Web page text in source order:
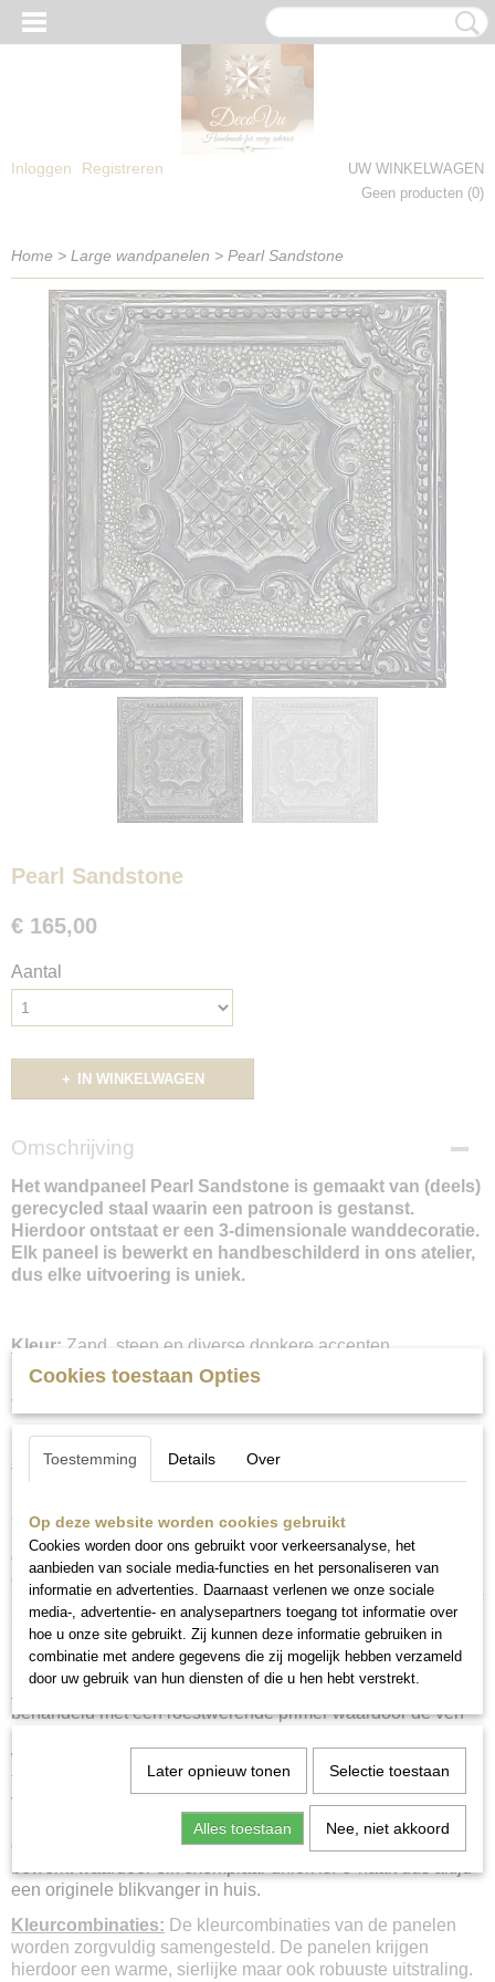
Inloggen Registreren
UW WINKELWAGEN
Geen producten (0)
Home > Large wandpanelen > Pearl Sandstone
Pearl Sandstone
€ 165,00
Aantal
IN WINKELWAGEN
Omschrijving
Het wandpaneel Pearl Sandstone is gemaakt van (deels)
gerecycled staal waarin een patroon is gestanst.
Hierdoor ontstaat er een 3-dimensionale wanddecoratie.
Elk paneel is bewerkt en handbeschilderd in ons atelier,
dus elke uitvoering is uniek.
Kleur: Zand, steen en diverse donkere accenten.
Houd er rekening mee dat de kleuren per beeldscherm
verschillen.
Liever een set in het “echt” samenstellen? U kunt
afspraaklangskomen.
om een afspraak te maken.
Heb je een combinatie in gedachten? Wil je je keuze
bekijken als set? Mail ons, dan stellen we een set samen
van jouw favoriete panelen en sturen we je de afbeelding
toe.
Bewerking en beschildering
behandeld met een roestwerende primer waardoor de verf
worden er diverse lagen verf aangebracht in verschillende
tinten. Alle soorten verf zijn watergedragen. Door het geheel
vervolgens met diverse technieken te bewerken komt het
patroon goed naar voren en ontstaat er een robuust maar
ook sierlijk wandpaneel. Ieder paneel is handgemaakt en
een originele blikvanger in huis.
Kleurcombinaties: De kleurcombinaties van de panelen
worden zorgvuldig samengesteld. De panelen krijgen
hierdoor een warme, sierlijke maar ook robuuste uitstraling.
Cookies toestaan Opties
Toestemming Details Over
Op deze website worden cookies gebruikt
Cookies worden door ons gebruikt voor verkeersanalyse, het
aanbieden van sociale media-functies en het personaliseren van
informatie en advertenties. Daarnaast verlenen we onze sociale
media-, advertentie- en analysepartners toegang tot informatie over
hoe u onze site gebruikt. Zij kunnen deze informatie gebruiken in
combinatie met andere gegevens die zij mogelijk hebben verzameld
door uw gebruik van hun diensten of die u hen hebt verstrekt.
Later opnieuw tonen Selectie toestaan
Alles toestaan Nee, niet akkoord